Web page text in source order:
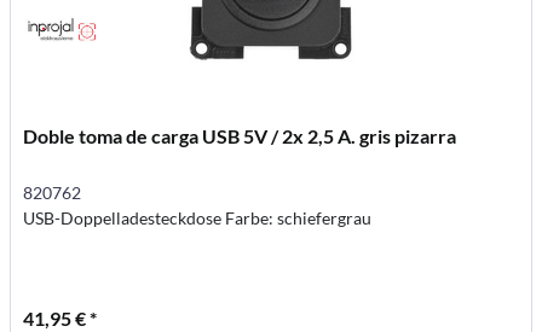
Doble toma de carga USB 5V / 2x 2,5 A. gris pizarra
820762
USB-Doppelladesteckdose Farbe: schiefergrau
41,95 € *